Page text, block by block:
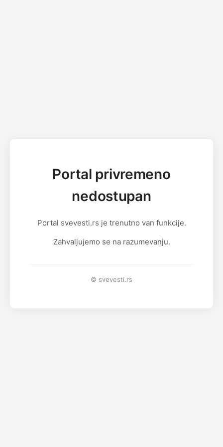
Portal privremeno
nedostupan
Portal svevesti.rs je trenutno van funkcije.
Zahvaljujemo se na razumevanju.
© svevesti.rs